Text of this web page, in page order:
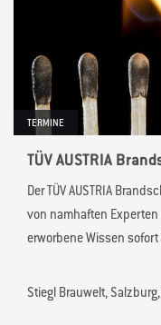
TERMINE
TÜV AUSTRIA
Der TÜV AUSTRIA
von namhaften
erworbene Wissen
Stiegl Brauwelt,